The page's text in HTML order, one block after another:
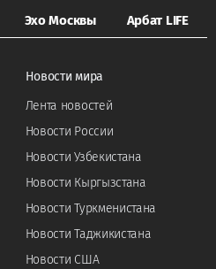
Эхо Москвы Арбат LIFE
Новости мира
Лента новостей
Новости России
Новости Узбекистана
Новости Кыргызстана
Новости Туркменистана
Новости Таджикистана
Новости США